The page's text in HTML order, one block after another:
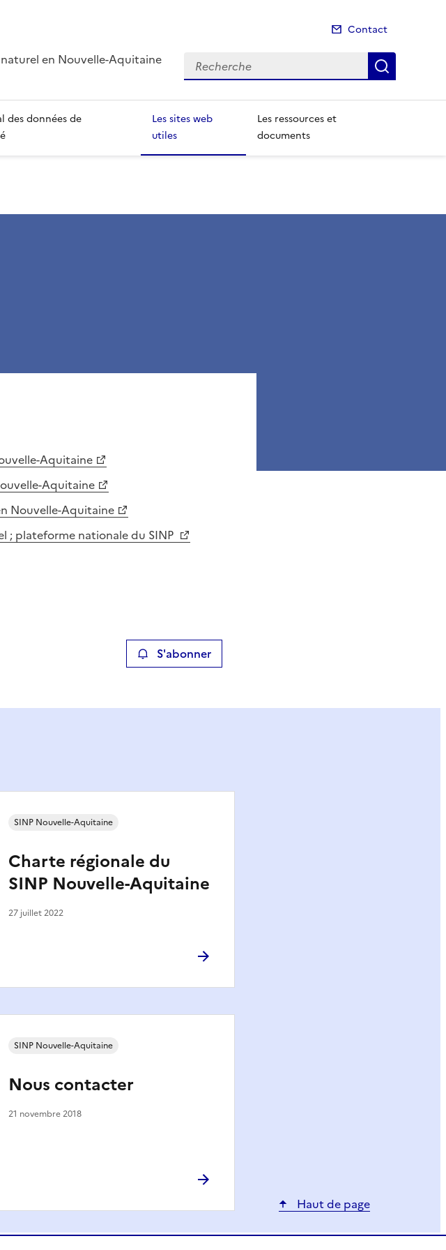
en Nouvelle-Aquitaine
Contact
Recherche
des données de
Les sites web
utiles
Les ressources et
documents
Aquitaine
Aquitaine
Nouvelle-Aquitaine
; plateforme nationale du SINP
page dans le presse-papier S'abonner
Charte régionale du
SINP Nouvelle-Aquitaine
SINP Nouvelle-Aquitaine
27 juillet 2022
Nous contacter
SINP Nouvelle-Aquitaine
21 novembre 2018
Haut de page